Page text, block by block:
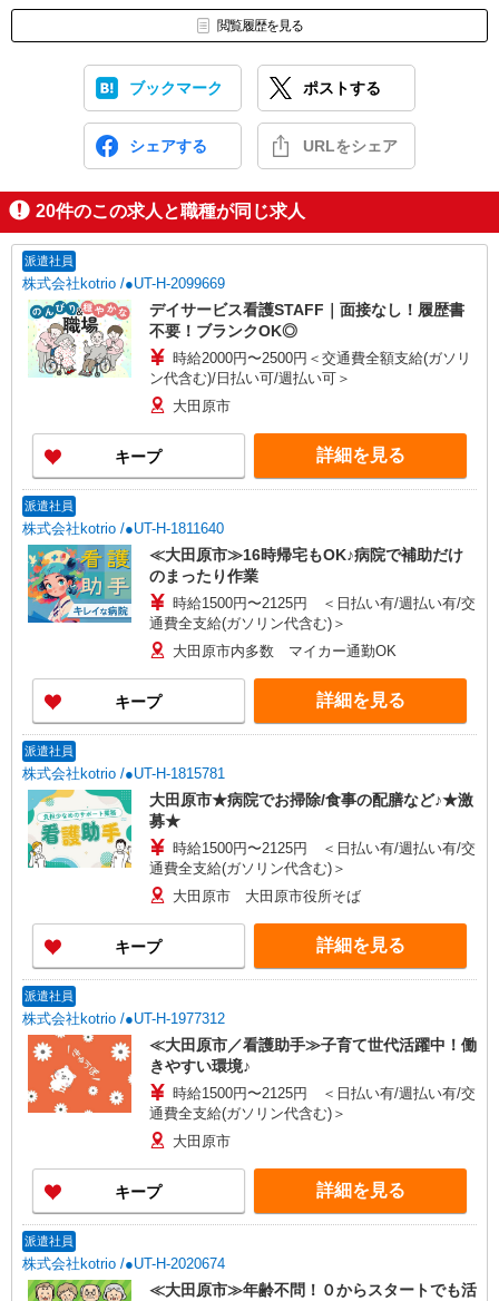
閲覧履歴を見る
ブックマーク ポストする
シェアする URLをシェア
20件のこの求人と職種が同じ求人
派遣社員
株式会社kotrio /●UT-H-2099669
デイサービス看護STAFF｜面接なし！履歴書
不要！ブランクOK◎
時給2000円〜2500円＜交通費全額支給(ガソリ
ン代含む)/日払い可/週払い可＞
大田原市
キープ 詳細を見る
派遣社員
株式会社kotrio /●UT-H-1811640
≪大田原市≫16時帰宅もOK♪病院で補助だけ
のまったり作業
時給1500円〜2125円 ＜日払い有/週払い有/交
通費全支給(ガソリン代含む)＞
大田原市内多数 マイカー通勤OK
キープ 詳細を見る
派遣社員
株式会社kotrio /●UT-H-1815781
大田原市★病院でお掃除/食事の配膳など♪★激
募★
時給1500円〜2125円 ＜日払い有/週払い有/交
通費全支給(ガソリン代含む)＞
大田原市 大田原市役所そば
キープ 詳細を見る
派遣社員
株式会社kotrio /●UT-H-1977312
≪大田原市／看護助手≫子育て世代活躍中！働
きやすい環境♪
時給1500円〜2125円 ＜日払い有/週払い有/交
通費全支給(ガソリン代含む)＞
大田原市
キープ 詳細を見る
派遣社員
株式会社kotrio /●UT-H-2020674
≪大田原市≫年齢不問！０からスタートでも活